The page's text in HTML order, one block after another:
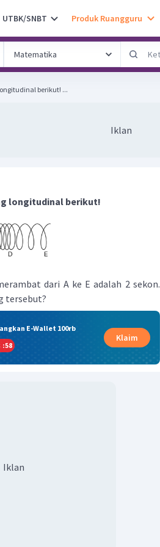
UTBK/SNBT Produk Ruangguru
berikut! ...
Iklan
longitudinal berikut!
dari A ke E adalah 2 sekon.
tersebut?
E-Wallet 100rb
:58
Klaim
Iklan